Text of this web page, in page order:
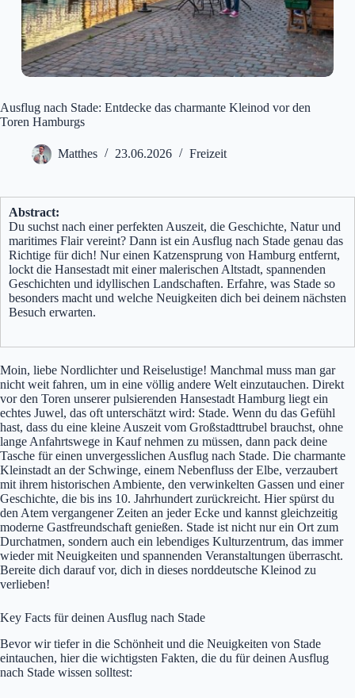
Ausflug nach Stade: Entdecke das charmante Kleinod vor den
Toren Hamburgs
Matthes 23.06.2026 Freizeit
Abstract:
Du suchst nach einer perfekten Auszeit, die Geschichte, Natur und
maritimes Flair vereint? Dann ist ein Ausflug nach Stade genau das
Richtige für dich! Nur einen Katzensprung von Hamburg entfernt,
lockt die Hansestadt mit einer malerischen Altstadt, spannenden
Geschichten und idyllischen Landschaften. Erfahre, was Stade so
besonders macht und welche Neuigkeiten dich bei deinem nächsten
Besuch erwarten.
Moin, liebe Nordlichter und Reiselustige! Manchmal muss man gar
nicht weit fahren, um in eine völlig andere Welt einzutauchen. Direkt
vor den Toren unserer pulsierenden Hansestadt Hamburg liegt ein
echtes Juwel, das oft unterschätzt wird: Stade. Wenn du das Gefühl
hast, dass du eine kleine Auszeit vom Großstadttrubel brauchst, ohne
lange Anfahrtswege in Kauf nehmen zu müssen, dann pack deine
Tasche für einen unvergesslichen Ausflug nach Stade. Die charmante
Kleinstadt an der Schwinge, einem Nebenfluss der Elbe, verzaubert
mit ihrem historischen Ambiente, den verwinkelten Gassen und einer
Geschichte, die bis ins 10. Jahrhundert zurückreicht. Hier spürst du
den Atem vergangener Zeiten an jeder Ecke und kannst gleichzeitig
moderne Gastfreundschaft genießen. Stade ist nicht nur ein Ort zum
Durchatmen, sondern auch ein lebendiges Kulturzentrum, das immer
wieder mit Neuigkeiten und spannenden Veranstaltungen überrascht.
Bereite dich darauf vor, dich in dieses norddeutsche Kleinod zu
verlieben!
Key Facts für deinen Ausflug nach Stade
Bevor wir tiefer in die Schönheit und die Neuigkeiten von Stade
eintauchen, hier die wichtigsten Fakten, die du für deinen Ausflug
nach Stade wissen solltest: